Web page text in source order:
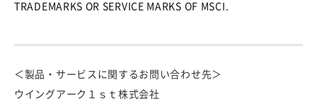
TRADEMARKS OR SERVICE MARKS OF MSCI.
＜製品・サービスに関するお問い合わせ先＞
ウイングアーク１ｓｔ株式会社